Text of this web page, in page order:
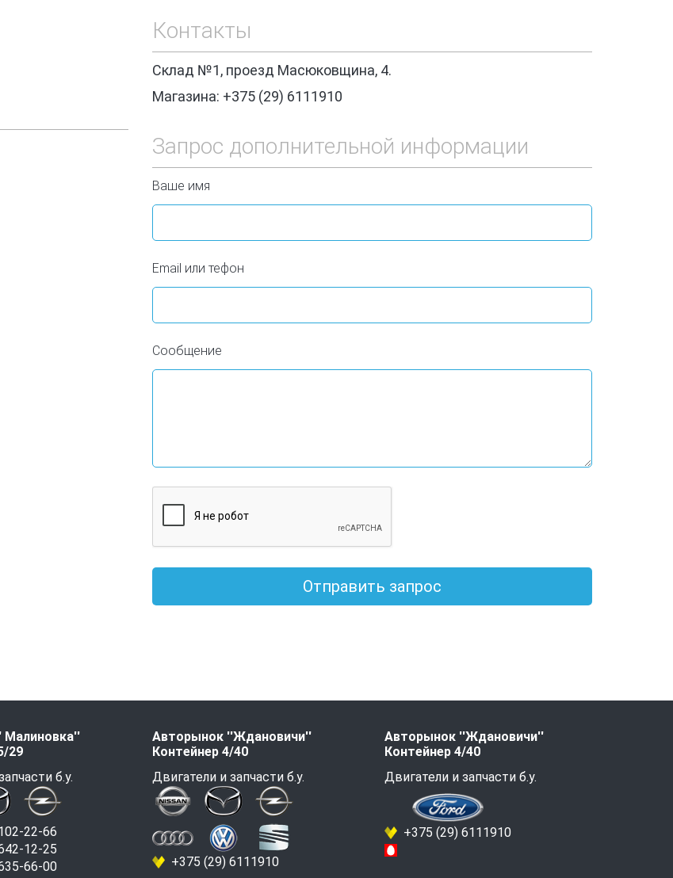
Контакты
Склад №1, проезд Масюковщина, 4.
Магазина: +375 (29) 6111910
Запрос дополнительной информации
Ваше имя
Email или тефон
Сообщение
Отправить запрос
29
б.у.
22-66
12-25
66-00
Авторынок ''Ждановичи''
Контейнер 4/40
Двигатели и запчасти б.у.
+375 (29) 6111910
Авторынок ''Ждановичи''
Контейнер 4/40
Двигатели и запчасти б.у.
+375 (29) 6111910